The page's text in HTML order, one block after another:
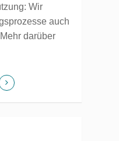
Wir
auch
darüber